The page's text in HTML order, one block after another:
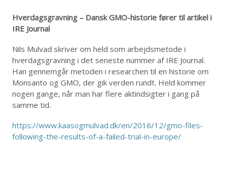
Hverdagsgravning – Dansk GMO-historie fører til artikel i
IRE Journal
Nils Mulvad skriver om held som arbejdsmetode i
hverdagsgravning i det seneste nummer af IRE Journal.
Han gennemgår metoden i researchen til en historie om
Monsanto og GMO, der gik verden rundt. Held kommer
nogen gange, når man har flere aktindsigter i gang på
samme tid.
https://www.kaasogmulvad.dk/en/2016/12/gmo-files-
following-the-results-of-a-failed-trial-in-europe/